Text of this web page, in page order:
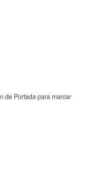
de Portada para marcar